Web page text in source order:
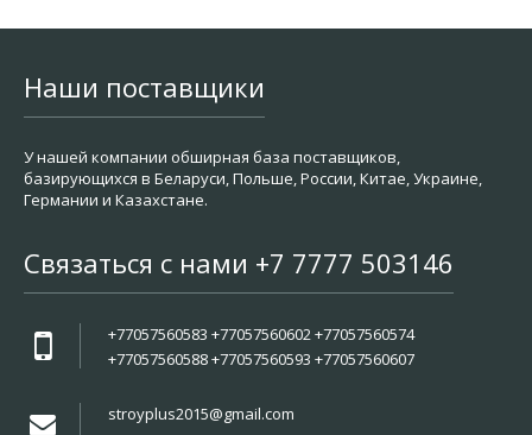
Наши поставщики
У нашей компании обширная база поставщиков,
базирующихся в Беларуси, Польше, России, Китае, Украине,
Германии и Казахстане.
Связаться с нами +7 7777 503146
+77057560583 +77057560602 +77057560574
+77057560588 +77057560593 +77057560607
stroyplus2015@gmail.com